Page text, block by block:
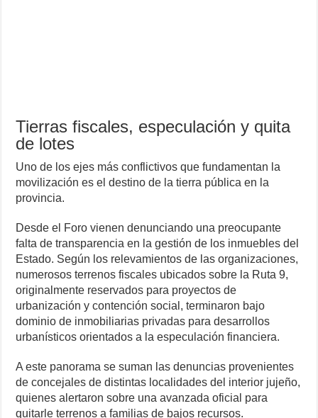
Tierras fiscales, especulación y quita
de lotes
Uno de los ejes más conflictivos que fundamentan la
movilización es el destino de la tierra pública en la
provincia.
Desde el Foro vienen denunciando una preocupante
falta de transparencia en la gestión de los inmuebles del
Estado. Según los relevamientos de las organizaciones,
numerosos terrenos fiscales ubicados sobre la Ruta 9,
originalmente reservados para proyectos de
urbanización y contención social, terminaron bajo
dominio de inmobiliarias privadas para desarrollos
urbanísticos orientados a la especulación financiera.
A este panorama se suman las denuncias provenientes
de concejales de distintas localidades del interior jujeño,
quienes alertaron sobre una avanzada oficial para
quitarle terrenos a familias de bajos recursos.